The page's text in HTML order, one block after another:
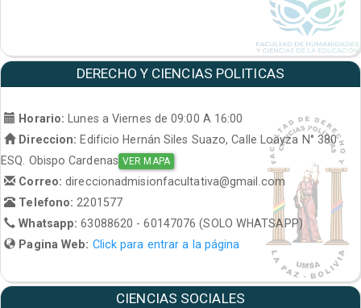
DERECHO Y CIENCIAS POLITICAS
Horario:
Lunes a Viernes de 09:00 A 16:00
Direccion: Edificio Hernán Siles Suazo, Calle Loayza N° 380
ESQ. Obispo Cardenas VER MAPA
Correo:direccionadmisionfacultativa@gmail.com
Telefono: 2201577
Whatsapp:63088620 - 60147076 (SOLO WHATSAPP)
Pagina Web: Click para entrar a la página
CIENCIAS SOCIALES